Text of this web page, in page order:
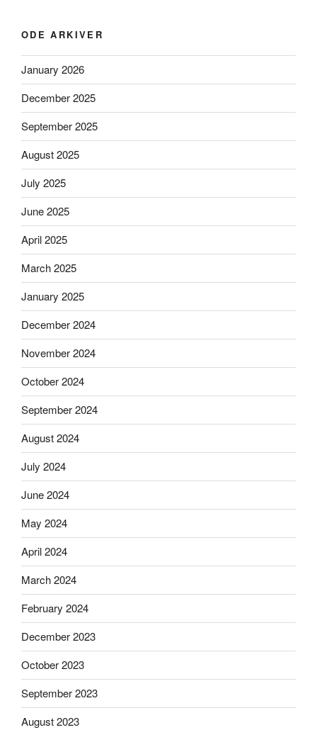
ODE ARKIVER
January 2026
December 2025
September 2025
August 2025
July 2025
June 2025
April 2025
March 2025
January 2025
December 2024
November 2024
October 2024
September 2024
August 2024
July 2024
June 2024
May 2024
April 2024
March 2024
February 2024
December 2023
October 2023
September 2023
August 2023